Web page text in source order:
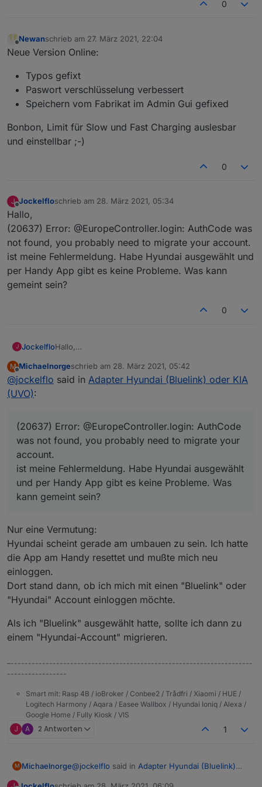
0
Offline
Newanschrieb am 27. März 2021, 22:04
zuletzt editiert von
Neue Version Online:
Typos gefixt
Paswort verschlüsselung verbessert
Speichern vom Fabrikat im Admin Gui gefixed
Bonbon, Limit für Slow und Fast Charging auslesbar
und einstellbar ;-)
0
J
Offline
Jockelfloschrieb am 28. März 2021, 05:34
zuletzt editiert von
Hallo,
(20637) Error: @EuropeController.login: AuthCode was
not found, you probably need to migrate your account.
ist meine Fehlermeldung. Habe Hyundai ausgewählt und
per Handy App gibt es keine Probleme. Was kann
gemeint sein?
0
J JockelfloHallo,
was not found, you probably need to migrate your
account.
M
Offline
Michaelnorgeschrieb am 28. März 2021, 05:42
zuletzt editiert von
@jockelflo said in Adapter Hyundai (Bluelink) oder KIA
(UVO):
(20637) Error: @EuropeController.login: AuthCode
was not found, you probably need to migrate your
account.
ist meine Fehlermeldung. Habe Hyundai ausgewählt
und per Handy App gibt es keine Probleme. Was
kann gemeint sein?
Nur eine Vermutung:
Hyundai scheint gerade am umbauen zu sein. Ich hatte
die App am Handy resettet und mußte mich neu
einloggen.
Dort stand dann, ob ich mich mit einen "Bluelink" oder
"Hyundai" Account einloggen möchte.
Als ich "Bluelink" ausgewählt hatte, sollte ich dann zu
einem "Hyundai-Account" migrieren.
–---------------------------------------------------------------------
-----------------
Smart mit: Rasp 4B / ioBroker / Conbee2 / Trådfri / Xiaomi / HUE /
Logitech Harmony / Aqara / Easee Wallbox / Hyundai Ioniq / Alexa /
Google Home / Fully Kiosk / VIS
J A 2 Antworten 1
M Michaelnorge@jockelflo said in Adapter Hyundai (Bluelink)